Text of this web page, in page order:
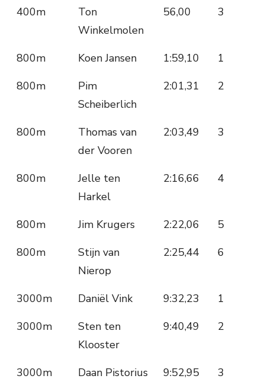
400m
Ton
Winkelmolen
56,00 3
800m Koen Jansen 1:59,10
1
800m
Pim
Scheiberlich
2:01,31 2
800m
Thomas van
der Vooren
2:03,49 3
800m
Jelle ten
Harkel
2:16,66 4
800m Jim Krugers 2:22,06
5
800m
Stijn van
Nierop
2:25,44 6
3000m Daniël Vink 9:32,23
1
3000m
Sten ten
Klooster
9:40,49 2
3000m Daan Pistorius 9:52,95
3